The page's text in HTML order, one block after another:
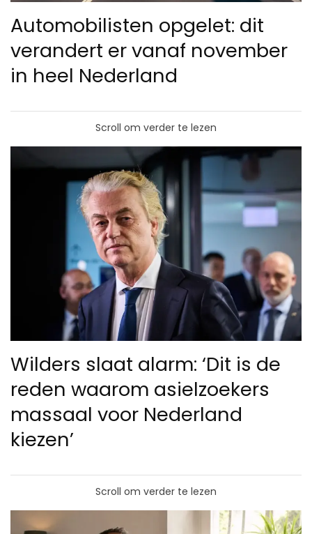
Automobilisten opgelet: dit
verandert er vanaf november
in heel Nederland
Scroll om verder te lezen
Wilders slaat alarm: ‘Dit is de
reden waarom asielzoekers
massaal voor Nederland
kiezen’
Scroll om verder te lezen